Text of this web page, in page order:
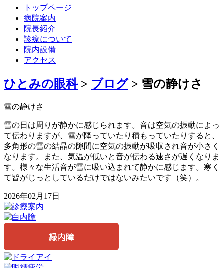
トップページ
病院案内
院長紹介
診療について
院内設備
アクセス
ひとみの眼科> ブログ> 雪の静けさ
雪の静けさ
雪の日は周りが静かに感じられます。音は空気の振動によっ
て伝わりますが、雪が降っていたり積もっていたりすると、
多角形の雪の結晶の隙間に空気の振動が吸収され音が小さく
なります。また、気温が低いと音が伝わる速さが遅くなりま
す。様々な生活音が雪に吸い込まれて静かに感じます。寒く
て皆がじっとしているだけではないみたいです（笑）。
2026年02月17日